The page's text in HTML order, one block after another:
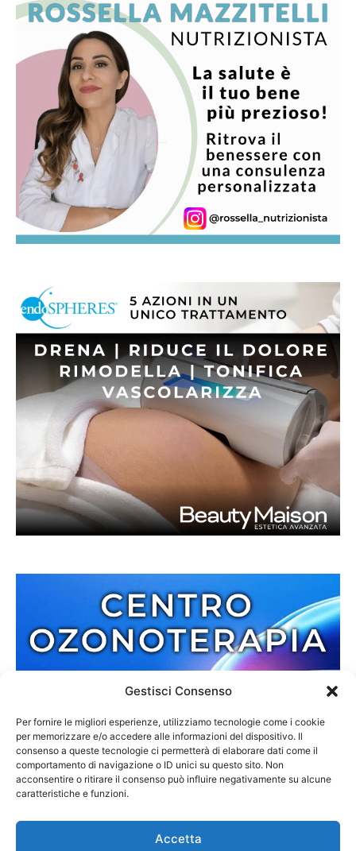
Gestisci Consenso
Per fornire le migliori esperienze, utilizziamo tecnologie come i cookie
per memorizzare e/o accedere alle informazioni del dispositivo. Il
consenso a queste tecnologie ci permetterà di elaborare dati come il
comportamento di navigazione o ID unici su questo sito. Non
acconsentire o ritirare il consenso può influire negativamente su alcune
caratteristiche e funzioni.
Accetta